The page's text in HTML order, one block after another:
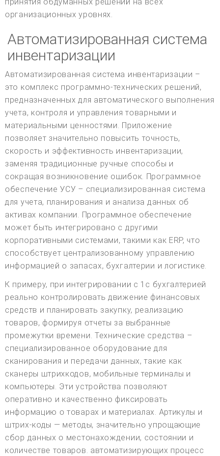
организационных уровнях.
Автоматизированная система
инвентаризации
Автоматизированная система инвентаризации –
это комплекс программно-технических решений,
предназначенных для автоматического выполнения
учета, контроля и управления товарными и
материальными ценностями. Приложение
позволяет значительно повысить точность,
скорость и эффективность инвентаризации,
заменяя традиционные ручные способы и
сокращая возникновение ошибок. Программное
обеспечение УСУ – специализированная система
для учета, планирования и анализа данных об
активах компании. Программное обеспечение
может быть интегрировано с другими
корпоративными системами, такими как ERP, что
способствует централизованному управлению
информацией о запасах, бухгалтерии и логистике.
К примеру, при интегрировании с 1с бухгалтерией
реально контролировать движение финансовых
средств и планировать закупку, реализацию
товаров, формируя отчеты за выбранные
промежутки времени. Технические средства –
специализированное оборудование для
сканирования и передачи данных, такие как
сканеры штрихкодов, мобильные терминалы и
компьютеры. Эти устройства позволяют
оперативно и качественно фиксировать
информацию о товарах и материалах. Артикулы и
штрих-коды — методы, значительно упрощающие
сбор данных о местонахождении, состоянии и
количестве товаров. автоматизирующих процесс